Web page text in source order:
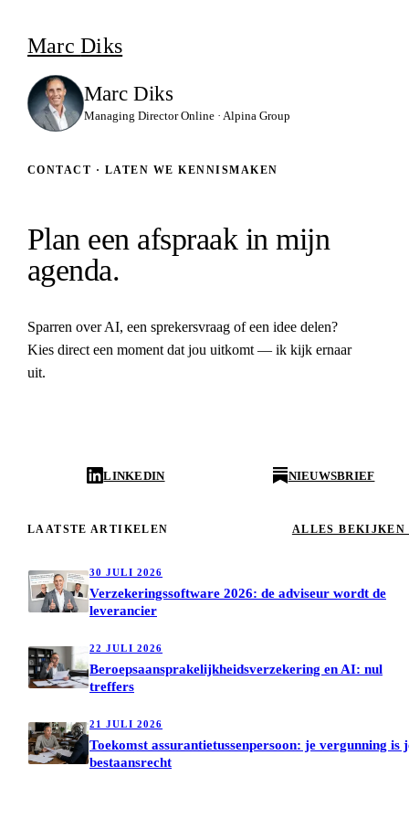
MarcDiks
Marc Diks
Managing Director Online · Alpina Group
CONTACT · LATEN WE KENNISMAKEN
Plan een afspraak in mijn
agenda.
Sparren over AI, een sprekersvraag of een idee delen?
Kies direct een moment dat jou uitkomt — ik kijk ernaar
uit.
LINKEDIN NIEUWSBRIEF
LAATSTE ARTIKELEN ALLES
30 JULI 2026
Verzekeringssoftware 2026: de adviseur wordt de
leverancier
22 JULI 2026
Beroepsaansprakelijkheids­verzekering en AI: nul
treffers
21 JULI 2026
Toekomst assurantietussenpersoon: je vergunning is
bestaansrecht